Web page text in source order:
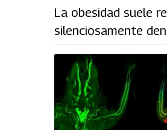
La obesidad suele
silenciosamente